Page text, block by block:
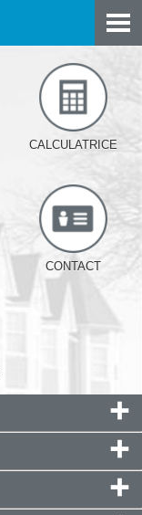
CALCULATRICE
CONTACT